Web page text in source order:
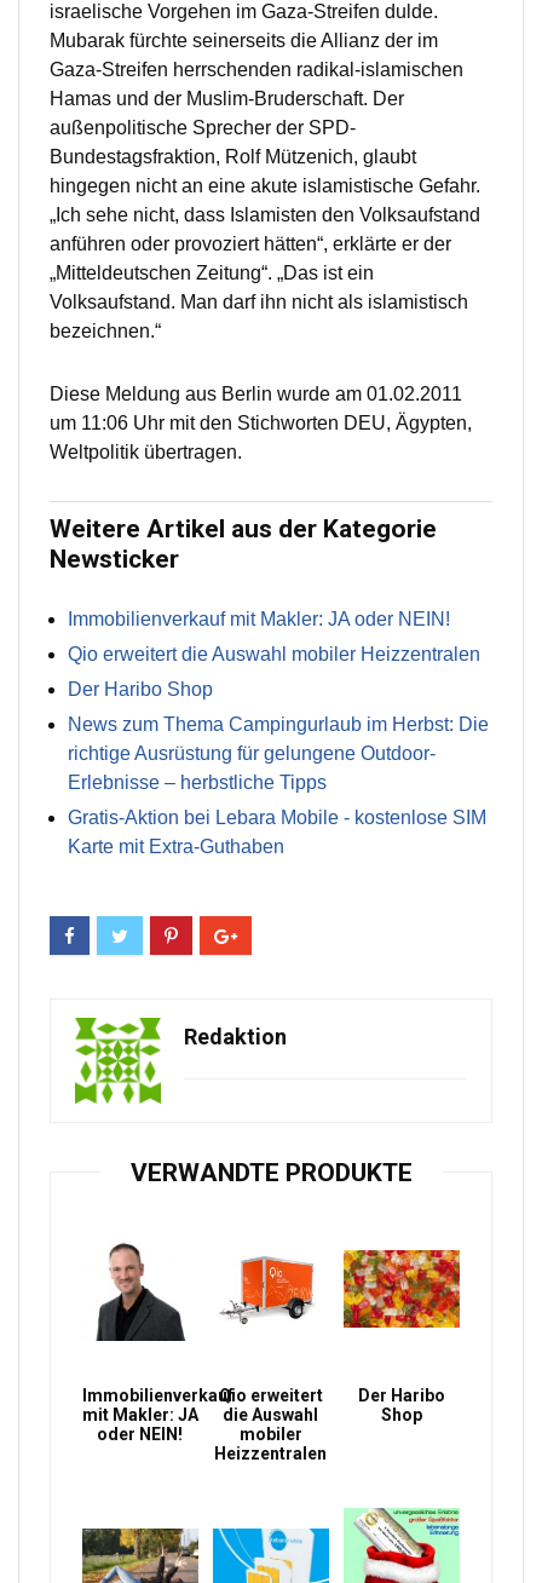
israelische Vorgehen im Gaza-Streifen dulde.
Mubarak fürchte seinerseits die Allianz der im
Gaza-Streifen herrschenden radikal-islamischen
Hamas und der Muslim-Bruderschaft. Der
außenpolitische Sprecher der SPD-
Bundestagsfraktion, Rolf Mützenich, glaubt
hingegen nicht an eine akute islamistische Gefahr.
„Ich sehe nicht, dass Islamisten den Volksaufstand
anführen oder provoziert hätten“, erklärte er der
„Mitteldeutschen Zeitung“. „Das ist ein
Volksaufstand. Man darf ihn nicht als islamistisch
bezeichnen.“
Diese Meldung aus Berlin wurde am 01.02.2011
um 11:06 Uhr mit den Stichworten DEU, Ägypten,
Weltpolitik übertragen.
Weitere Artikel aus der Kategorie
Newsticker
Immobilienverkauf mit Makler: JA oder NEIN!
Qio erweitert die Auswahl mobiler Heizzentralen
Der Haribo Shop
News zum Thema Campingurlaub im Herbst: Die
richtige Ausrüstung für gelungene Outdoor-
Erlebnisse – herbstliche Tipps
Gratis-Aktion bei Lebara Mobile - kostenlose SIM
Karte mit Extra-Guthaben
Redaktion
VERWANDTE PRODUKTE
Immobilienverkauf
mit Makler: JA
oder NEIN!
Qio erweitert
die Auswahl
mobiler
Heizzentralen
Der Haribo
Shop